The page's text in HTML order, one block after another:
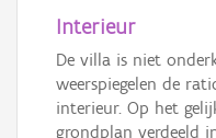
Interieur
De villa is niet
weerspiegelen de
interieur. Op het
grondplan verdeeld